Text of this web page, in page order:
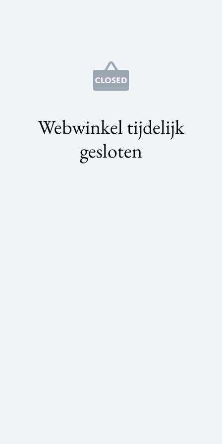
Webwinkel tijdelijk
gesloten